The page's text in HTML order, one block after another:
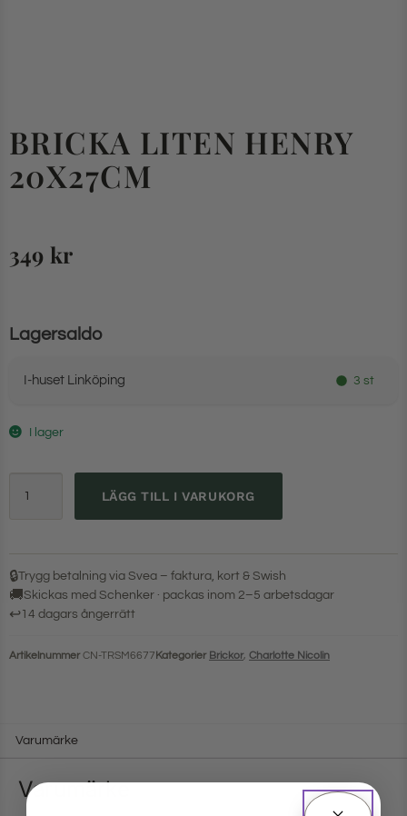
BRICKA LITEN HENRY
20X27CM
349 kr
Lagersaldo
I-huset Linköping 3 st
I lager
LÄGG TILL I VARUKORG
🔒Trygg betalning via Svea – faktura, kort & Swish
🚚Skickas med Schenker · packas inom 2–5 arbetsdagar
↩14 dagars ångerrätt
ArtikelnummerCN-TRSM6677Kategorier Brickor, Charlotte Nicolin
Varumärke
Varumärke